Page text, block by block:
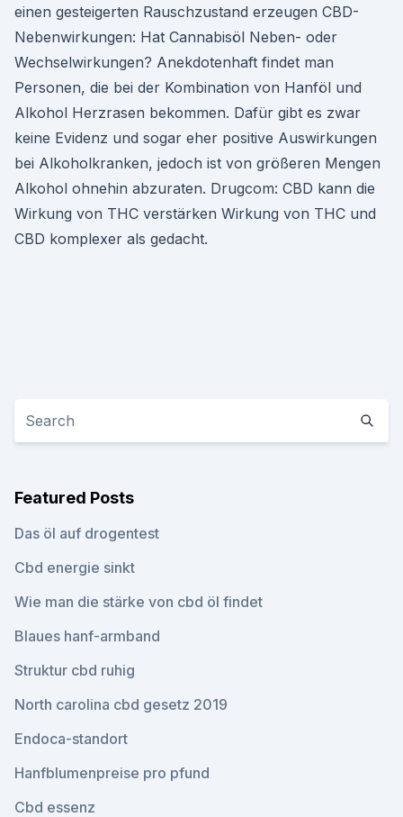
einen gesteigerten Rauschzustand erzeugen CBD-
Nebenwirkungen: Hat Cannabisöl Neben- oder
Wechselwirkungen? Anekdotenhaft findet man
Personen, die bei der Kombination von Hanföl und
Alkohol Herzrasen bekommen. Dafür gibt es zwar
keine Evidenz und sogar eher positive Auswirkungen
bei Alkoholkranken, jedoch ist von größeren Mengen
Alkohol ohnehin abzuraten. Drugcom: CBD kann die
Wirkung von THC verstärken Wirkung von THC und
CBD komplexer als gedacht.
Featured Posts
Das öl auf drogentest
Cbd energie sinkt
Wie man die stärke von cbd öl findet
Blaues hanf-armband
Struktur cbd ruhig
North carolina cbd gesetz 2019
Endoca-standort
Hanfblumenpreise pro pfund
Cbd essenz